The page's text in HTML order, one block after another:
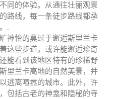
同的体验。从通往壮丽观景
路线，每一条徒步路线都承
.
神怡的莫过于邂逅斯里兰卡
这些步道，或许能邂逅珍奇
能看到该地区特有的珍稀野
里兰卡高地的自然美景，并
逃离喧嚣的城市。此外，许
包括古老的神龛和隐秘的寺